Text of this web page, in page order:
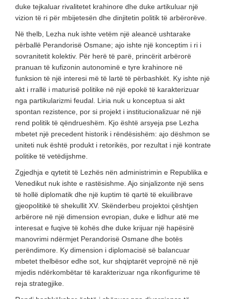
duke tejkaluar rivalitetet krahinore dhe duke artikuluar një
vizion të ri për mbijetesën dhe dinjitetin politik të arbërorëve.
Në thelb, Lezha nuk ishte vetëm një aleancë ushtarake
përballë Perandorisë Osmane; ajo ishte një konceptim i ri i
sovranitetit kolektiv. Për herë të parë, princërit arbërorë
pranuan të kufizonin autonominë e tyre krahinore në
funksion të një interesi më të lartë të përbashkët. Ky ishte një
akt i rrallë i maturisë politike në një epokë të karakterizuar
nga partikularizmi feudal. Liria nuk u konceptua si akt
spontan rezistence, por si projekt i institucionalizuar në një
rend politik të qëndrueshëm. Kjo është arsyeja pse Lezha
mbetet një precedent historik i rëndësishëm: ajo dëshmon se
uniteti nuk është produkt i retorikës, por rezultat i një kontrate
politike të vetëdijshme.
Zgjedhja e qytetit të Lezhës nën administrimin e Republika e
Venedikut nuk ishte e rastësishme. Ajo sinjalizonte një sens
të hollë diplomatik dhe një kuptim të qartë të ekuilibrave
gjeopolitikë të shekullit XV. Skënderbeu projektoi çështjen
arbërore në një dimension evropian, duke e lidhur atë me
interesat e fuqive të kohës dhe duke krijuar një hapësirë
manovrimi ndërmjet Perandorisë Osmane dhe botës
perëndimore. Ky dimension i diplomacisë së balancuar
mbetet thelbësor edhe sot, kur shqiptarët veprojnë në një
mjedis ndërkombëtar të karakterizuar nga rikonfigurime të
reja strategjike.